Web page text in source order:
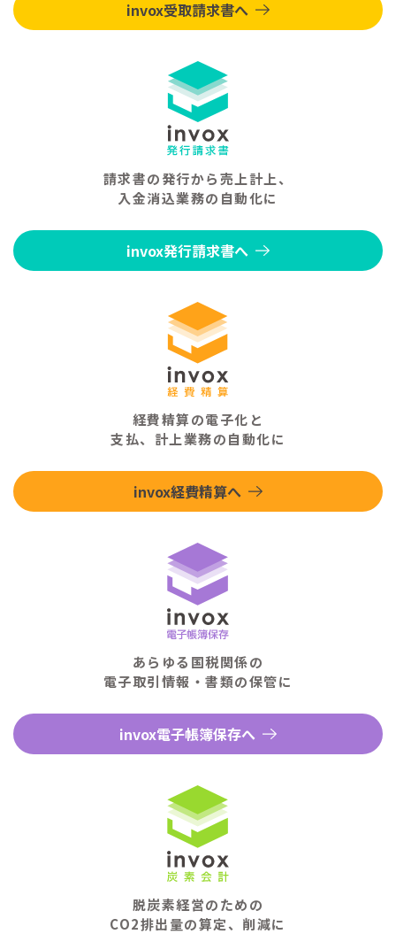
invox受取請求書へ
請求書の発行から売上計上、
入金消込業務の自動化に
invox発行請求書へ
経費精算の電子化と
支払、計上業務の自動化に
invox経費精算へ
あらゆる国税関係の
電子取引情報・書類の保管に
invox電子帳簿保存へ
脱炭素経営のための
CO2排出量の算定、削減に